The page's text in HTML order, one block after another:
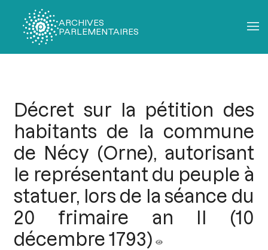
ARCHIVES
PARLEMENTAIRES
Décret sur la pétition des
habitants de la commune
de Nécy (Orne), autorisant
le représentant du peuple à
statuer, lors de la séance du
20 frimaire an II (10
décembre 1793)